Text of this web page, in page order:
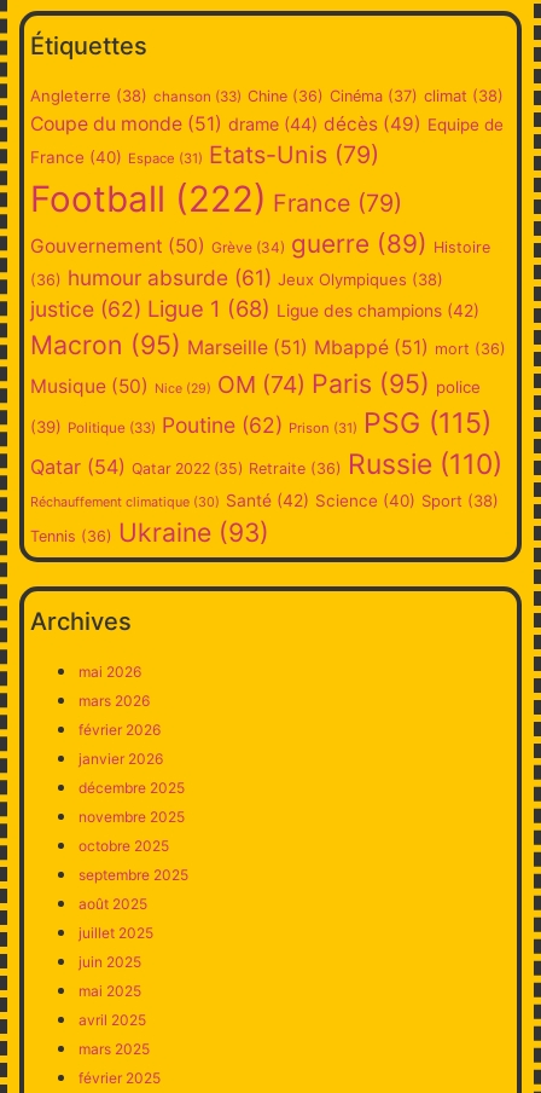
Étiquettes
Angleterre (38) chanson (33) Chine (36) Cinéma (37) climat (38)
Coupe du monde (51) drame (44) décès (49) Equipe de
France (40) Espace (31) Etats-Unis (79)
Football (222) France (79)
Gouvernement (50) Grève (34) guerre (89) Histoire
(36) humour absurde (61) Jeux Olympiques (38)
justice (62) Ligue 1 (68) Ligue des champions (42)
Macron (95) Marseille (51) Mbappé (51) mort (36)
Musique (50) Nice (29) OM (74) Paris (95) police
(39) Politique (33) Poutine (62) Prison (31) PSG (115)
Qatar (54) Qatar 2022 (35) Retraite (36) Russie (110)
Réchauffement climatique (30) Santé (42) Science (40) Sport (38)
Tennis (36) Ukraine (93)
Archives
mai 2026
mars 2026
février 2026
janvier 2026
décembre 2025
novembre 2025
octobre 2025
septembre 2025
août 2025
juillet 2025
juin 2025
mai 2025
avril 2025
mars 2025
février 2025